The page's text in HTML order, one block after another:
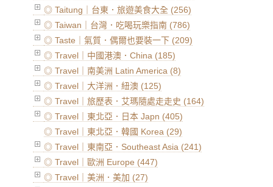
◎ Taitung｜台東．旅遊美食大全 (256)
◎ Taiwan｜台灣．吃喝玩樂指南 (786)
◎ Taste｜氣質．偶爾也要裝一下 (209)
◎ Travel｜中國港澳．China (185)
◎ Travel｜南美洲 Latin America (8)
◎ Travel｜大洋洲．紐澳 (125)
◎ Travel｜旅歷表．艾瑪隨處走走史 (164)
◎ Travel｜東北亞．日本 Japn (405)
◎ Travel｜東北亞．韓國 Korea (29)
◎ Travel｜東南亞．Southeast Asia (241)
◎ Travel｜歐洲 Europe (447)
◎ Travel｜美洲．美加 (27)